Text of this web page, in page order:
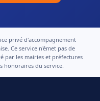
privé d'accompagnement
Ce service n'émet pas de
par les mairies et préfectures
honoraires du service.